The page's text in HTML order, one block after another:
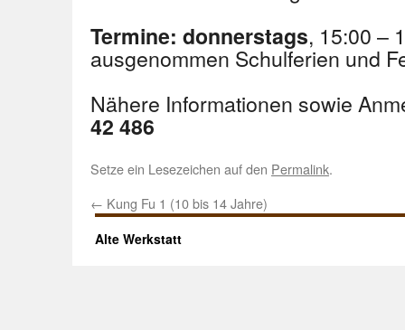
Termine: donnerstags, 15:00 –
ausgenommen Schulferien und
Nähere Informationen sowie
42 486
Setze ein Lesezeichen auf den Permalink.
← Kung Fu 1 (10 bis 14 Jahre)
Alte Werkstatt